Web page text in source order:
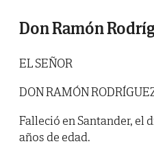
Don Ramón
EL SEÑOR
DON RAMÓN
Falleció en Santander, el
años de edad.